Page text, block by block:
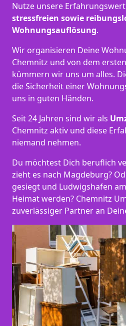
Nutze unsere
stressfreien sowie
Wohnungsauflösung.
Wir organisieren Deine
Chemnitz und von dem
kümmern wir uns um alles.
die Sicherheit einer
uns in guten Händen.
Seit 24 Jahren sind wir als
Chemnitz aktiv und diese
niemand nehmen.
Du möchtest Dich beruflich
zieht es nach Magdeburg?
gesiegt und Ludwigshafen
Heimat werden? Chemnitz
zuverlässiger Partner an